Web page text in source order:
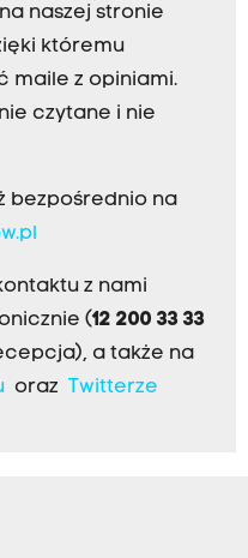
naszej stronie
któremu
maile z opiniami.
czytane i nie
bezpośrednio na
z nami
(12 200 33 33
a także na
oraz Twitterze